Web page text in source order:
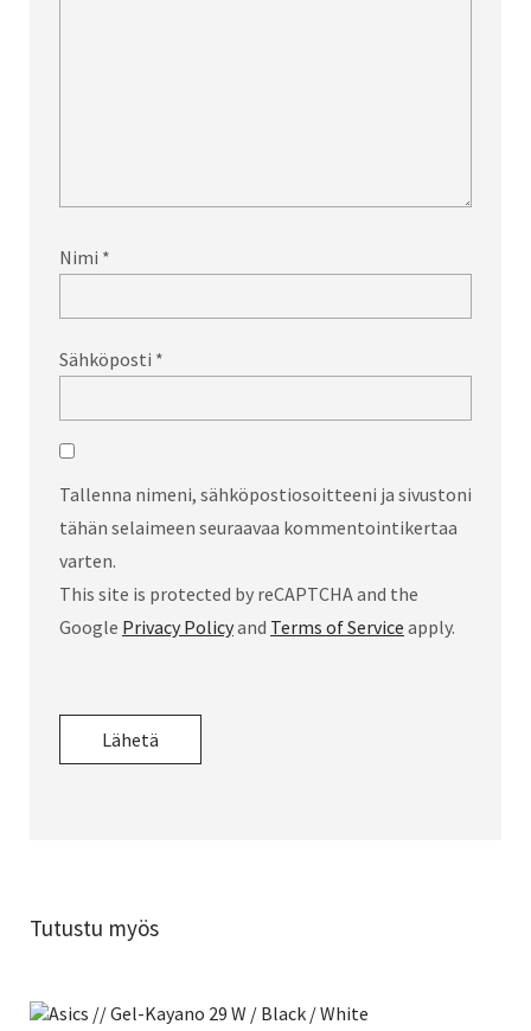
Nimi *
Sähköposti *
Tallenna nimeni, sähköpostiosoitteeni ja sivustoni
tähän selaimeen seuraavaa kommentointikertaa
varten.
This site is protected by reCAPTCHA and the
Google Privacy Policyand Terms of Service apply.
Tutustu myös